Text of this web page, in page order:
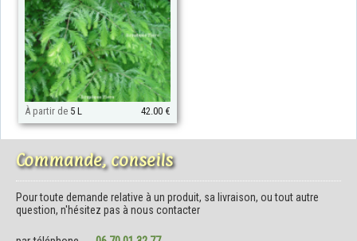
À partir de 5 L 42.00 €
Commande, conseils
Pour toute demande relative à un produit, sa livraison, ou tout autre
question, n'hésitez pas à nous contacter